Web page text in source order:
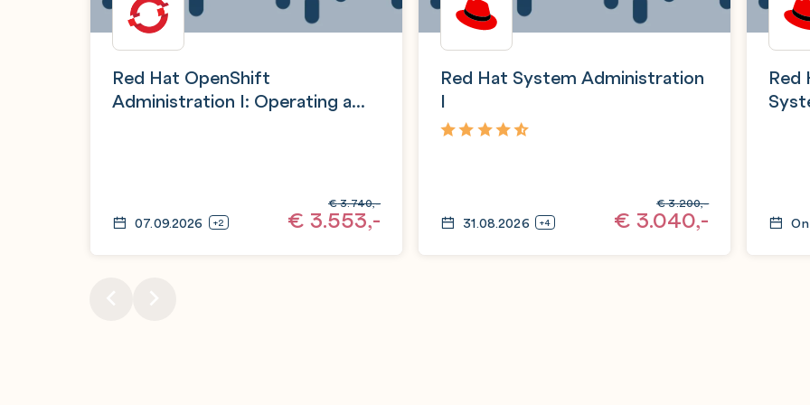
Red Hat OpenShift
Administration I: Operating a
07.09.2026 +2 € 3.553,-
€3.740,-
Red Hat System Administration
I
31.08.2026 +4 € 3.040,-
€3.200,-
Red